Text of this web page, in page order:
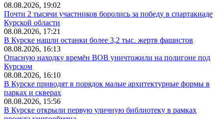
08.08.2026, 19:02
Почти 2 тысячи участников боролись за победу в спартакиаде
Курской области
08.08.2026, 17:21
В Курске нашли останки более 3,2 тыс. жертв фашистов
08.08.2026, 16:13
Опасную находку времён ВОВ уничтожили на полигоне под
Курском
08.08.2026, 16:10
В Курске приводят в порядок малые архитектурные формы в
парках и скверах
08.08.2026, 15:56
В Курске открыли первую уличную библиотеку в рамках